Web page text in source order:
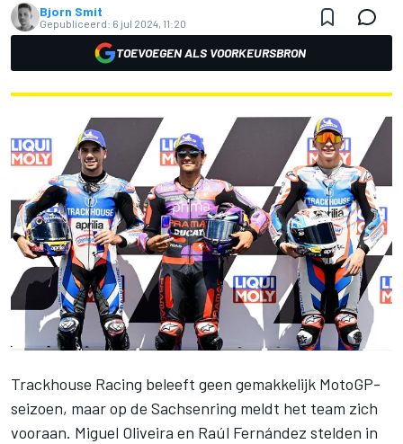
Bjorn Smit
Gepubliceerd: 6 jul 2024, 11:20
TOEVOEGEN ALS VOORKEURSBRON
Trackhouse Racing beleeft geen gemakkelijk MotoGP-
seizoen, maar op de Sachsenring meldt het team zich
vooraan. Miguel Oliveira en Raúl Fernández stelden in